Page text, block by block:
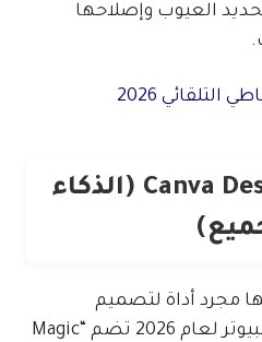
العيوب وإصلاحها
2026
4. برنامج Canva Desktop (الذكاء
مجرد أداة لتصميم
المنشورات، فنسخة الكمبيوتر لعام 2026 تضم “Magic